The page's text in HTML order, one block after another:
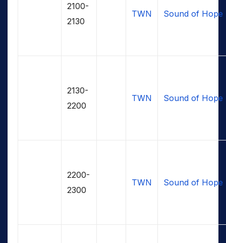
2100-
2130
TWN Sound of Hope
2130-
2200
TWN Sound of Hope
2200-
2300
TWN Sound of Hope